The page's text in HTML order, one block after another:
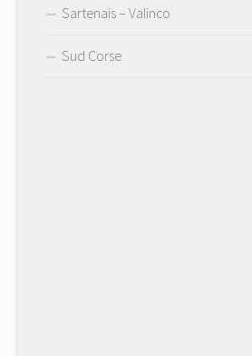
Sartenais – Valinco
Sud Corse